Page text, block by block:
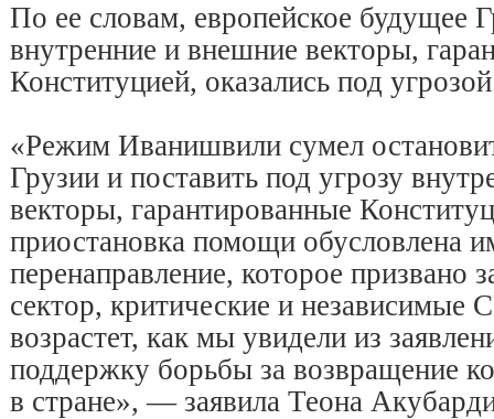
По ее словам, европейское будущее
внутренние и внешние векторы,
Конституцией, оказались под
«Режим Иванишвили сумел
Грузии и поставить под угрозу
векторы, гарантированные
приостановка помощи обусловлена
перенаправление, которое призвано
сектор, критические и
возрастет, как мы увидели из
поддержку борьбы за возвращение
в стране», — заявила Теона